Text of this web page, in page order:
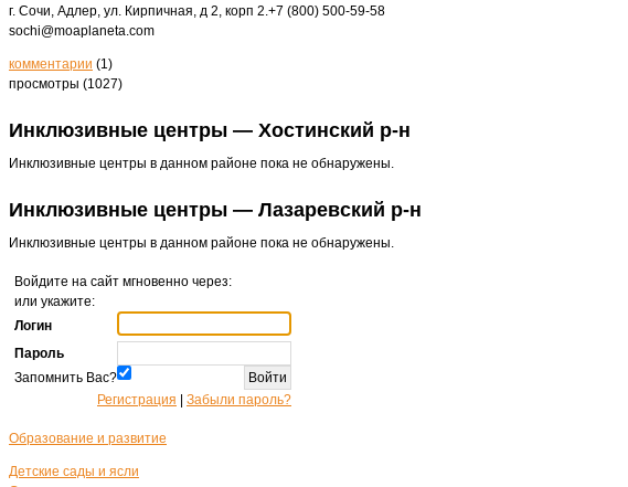
г. Сочи, Адлер, ул. Кирпичная, д 2, корп 2.+7 (800) 500-59-58
sochi@moaplaneta.com
комментарии (1)
просмотры (1027)
Инклюзивные центры — Хостинский р-н
Инклюзивные центры в данном районе пока не обнаружены.
Инклюзивные центры — Лазаревский р-н
Инклюзивные центры в данном районе пока не обнаружены.
Войдите на сайт мгновенно через:
или укажите:
Логин
Пароль
Запомнить Вас?
Регистрация
Забыли пароль?
Образование и развитие
Детские сады и ясли